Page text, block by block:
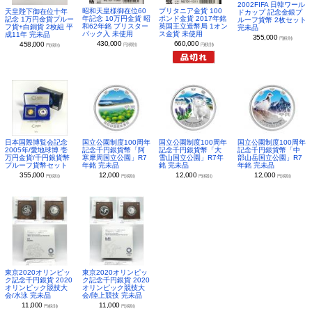
天皇陛下御在位十年
記念 1万円金貨プルー
フ貨+白銅貨 2枚組 平
成11年 完未品
458,000 円(税別)
昭和天皇様御在位60
年記念 10万円金貨 昭
和62年銘 ブリスター
パック入 未使用
430,000 円(税別)
ブリタニア金貨 100
ポンド金貨 2017年銘
英国王立造幣局 1オン
ス金貨 未使用
660,000 円(税別)
2002FIFA 日韓ワール
ドカップ 記念金銀プ
ルーフ貨幣 2枚セット
完未品
355,000 円(税別)
日本国際博覧会記念
2005年/愛地球博 壱
万円金貨/千円銀貨幣
プルーフ貨幣セット
355,000 円(税別)
国立公園制度100周年
記念千円銀貨幣「阿
寒摩周国立公園」R7
年銘 完未品
12,000 円(税別)
国立公園制度100周年
記念千円銀貨幣「大
雪山国立公園」R7年
銘 完未品
12,000 円(税別)
国立公園制度100周年
記念千円銀貨幣「中
部山岳国立公園」R7
年銘 完未品
12,000 円(税別)
東京2020オリンピッ
ク記念千円銀貨 2020
オリンピック競技大
会/水泳 完未品
11,000円(税別)
東京2020オリンピッ
ク記念千円銀貨 2020
オリンピック競技大
会/陸上競技 完未品
11,000 円(税別)